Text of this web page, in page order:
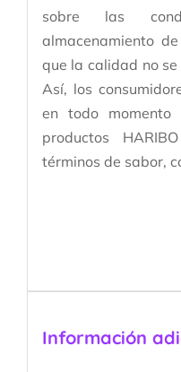
sobre las
almacenamiento
que la calidad no
Así, los
en todo
productos
términos de sabor,
Información